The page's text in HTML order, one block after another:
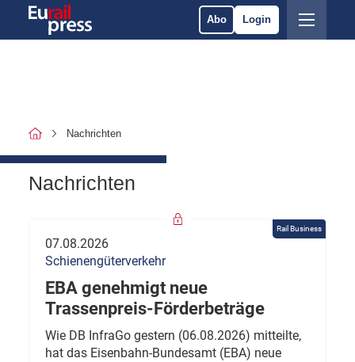
Abo Login
Nachrichten
Nachrichten
Rail Business
07.08.2026
Schienengüterverkehr
EBA genehmigt neue
Trassenpreis-Förderbeträge
Wie DB InfraGo gestern (06.08.2026) mitteilte,
hat das Eisenbahn-Bundesamt (EBA) neue